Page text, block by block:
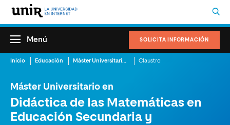
SOLICITA INFORMACIÓN
Menú
Inicio Educación Máster Universitario en Didáctica de las Matemáticas en Educación Secundaria y Bachillerato Claustro
Máster Universitario en
Didáctica de las Matemáticas en
Educación Secundaria y